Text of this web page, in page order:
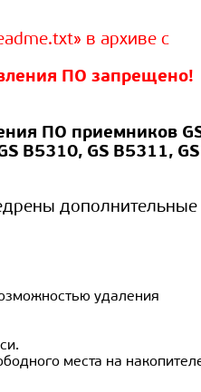
в архиве с
ПО запрещено!
ПО приемников
B5310, GS B5311, GS
дополнительные
удаления
места на